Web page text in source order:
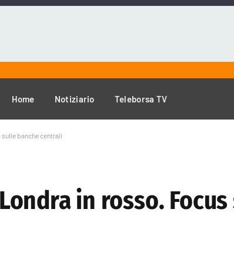
Home Notiziario Teleborsa TV
banche centrali
in rosso.